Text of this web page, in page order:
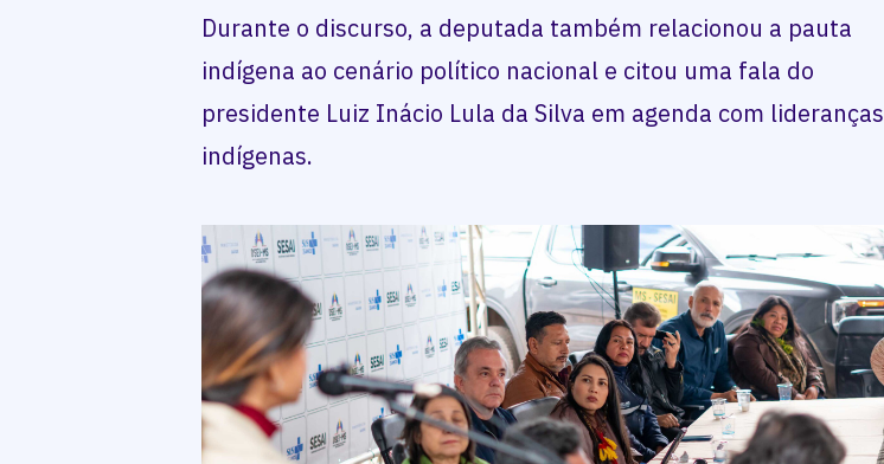
Durante o discurso, a deputada também relacionou a pauta
indígena ao cenário político nacional e citou uma fala do
presidente Luiz Inácio Lula da Silva em agenda com lideranças
indígenas.